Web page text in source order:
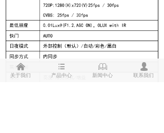
낀
关于我们
뀑
产品中心
ꁡ
新闻中心
넙
联系我们